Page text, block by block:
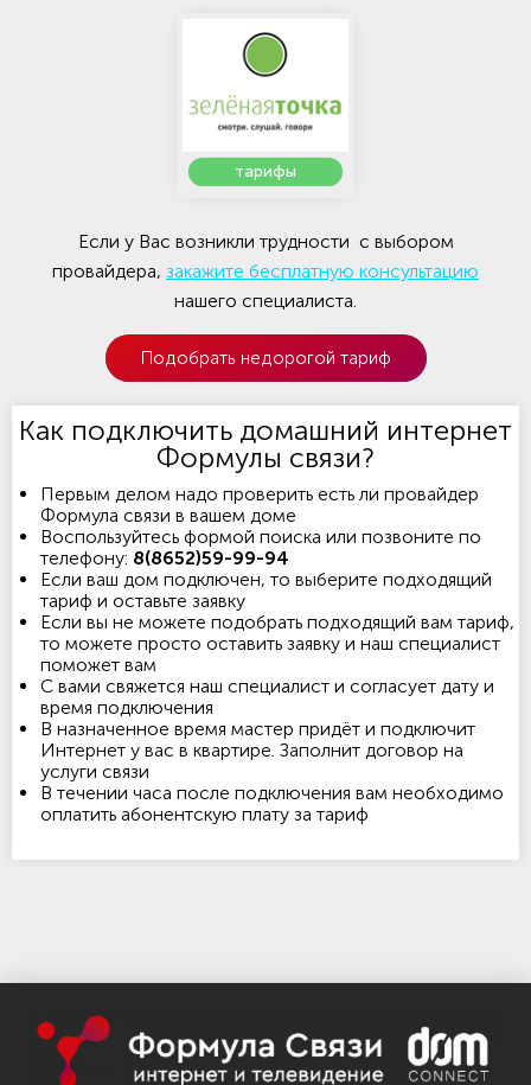
тарифы
Если у Вас возникли трудности с выбором
провайдера, закажите бесплатную консультацию
нашего специалиста.
Подобрать недорогой тариф
Как подключить домашний интернет
Формулы связи?
Первым делом надо проверить есть ли провайдер
Формула связи в вашем доме
Воспользуйтесь формой поиска или позвоните по
телефону: 8(8652)59-99-94
Если ваш дом подключен, то выберите подходящий
тариф и оставьте заявку
Если вы не можете подобрать подходящий вам тариф,
то можете просто оставить заявку и наш специалист
поможет вам
С вами свяжется наш специалист и согласует дату и
время подключения
В назначенное время мастер придёт и подключит
Интернет у вас в квартире. Заполнит договор на
услуги связи
В течении часа после подключения вам необходимо
оплатить абонентскую плату за тариф